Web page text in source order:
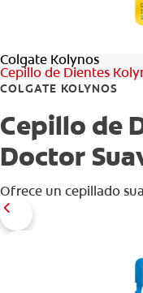
Colgate Kolynos
Cepillo de Dientes
COLGATE KOLYNOS
Cepillo de
Doctor
Ofrece un cepillado